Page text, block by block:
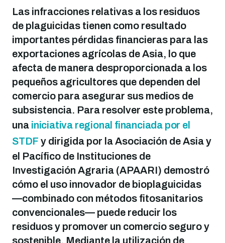
Las infracciones relativas a los residuos
de plaguicidas tienen como resultado
importantes pérdidas financieras para las
exportaciones agrícolas de Asia, lo que
afecta de manera desproporcionada a los
pequeños agricultores que dependen del
comercio para asegurar sus medios de
subsistencia. Para resolver este problema,
una iniciativa regional financiada por el
STDF y dirigida por la Asociación de Asia y
el Pacífico de Instituciones de
Investigación Agraria (APAARI) demostró
cómo el uso innovador de bioplaguicidas
—combinado con métodos fitosanitarios
convencionales— puede reducir los
residuos y promover un comercio seguro y
sostenible. Mediante la utilización de